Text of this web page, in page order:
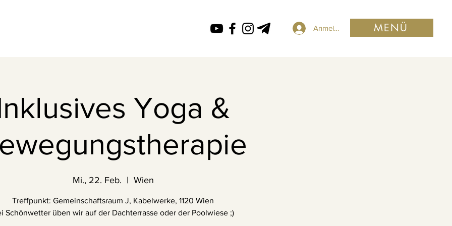
Anmelden MENÜ
Yoga &
Mi., 22. Feb.
  |
Wien
Treffpunkt: Gemeinschaftsraum J, Kabelwerke, 1120 Wien
Schönwetter üben wir auf der Dachterrasse oder der Poolwiese ;)